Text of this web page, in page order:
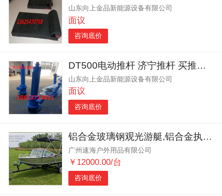
山东向上金品新能源设备有限公司
面议
咨询底价
DT500电动推杆 济宁推杆 买推杆来向上金品 质量棒棒的
山东向上金品新能源设备有限公司
面议
咨询底价
铝合金玻璃钢观光游艇,铝合金执法艇
广州速海户外用品有限公司
￥12000.00/台
咨询底价